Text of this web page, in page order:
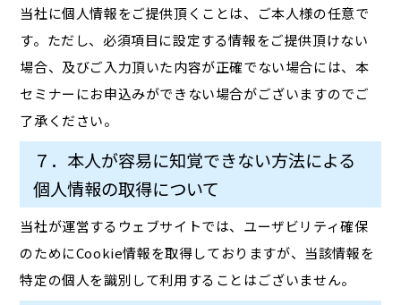
当社に個人情報をご提供頂くことは、ご本人様の任意で
す。ただし、必須項目に設定する情報をご提供頂けない
場合、及びご入力頂いた内容が正確でない場合には、本
セミナーにお申込みができない場合がございますのでご
了承ください。
７．本人が容易に知覚できない方法による
個人情報の取得について
当社が運営するウェブサイトでは、ユーザビリティ確保
のためにCookie情報を取得しておりますが、当該情報を
特定の個人を識別して利用することはございません。